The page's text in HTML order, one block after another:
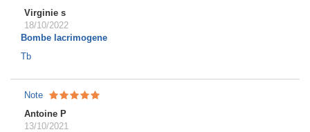
Virginie s
18/10/2022
Bombe lacrimogene
Tb
Note
Antoine P
13/10/2021